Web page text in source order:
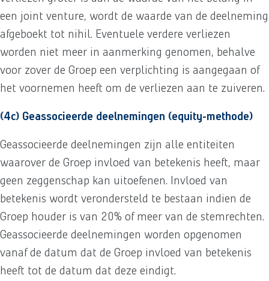
een joint venture, wordt de waarde van de deelneming
afgeboekt tot nihil. Eventuele verdere verliezen
worden niet meer in aanmerking genomen, behalve
voor zover de Groep een verplichting is aangegaan of
het voornemen heeft om de verliezen aan te zuiveren.
(4c) Geassocieerde deelnemingen (equity-methode)
Geassocieerde deelnemingen zijn alle entiteiten
waarover de Groep invloed van betekenis heeft, maar
geen zeggenschap kan uitoefenen. Invloed van
betekenis wordt verondersteld te bestaan indien de
Groep houder is van 20% of meer van de stemrechten.
Geassocieerde deelnemingen worden opgenomen
vanaf de datum dat de Groep invloed van betekenis
heeft tot de datum dat deze eindigt.